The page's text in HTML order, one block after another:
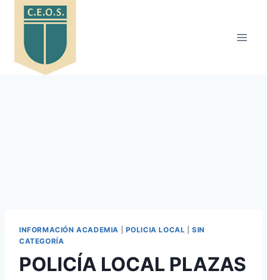
Saltar
INFORMACIÓN ACADEMIA POLICIA LOCAL |SIN
CATEGORÍA
POLICÍA LOCAL PLAZAS